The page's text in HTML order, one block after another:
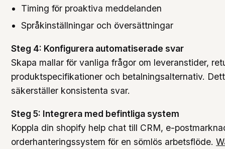
Timing för proaktiva meddelanden
Språkinställningar och översättningar
Steg 4: Konfigurera automatiserade svar
Skapa mallar för vanliga frågor om leveranstider,
produktspecifikationer och betalningsalternativ.
säkerställer konsistenta svar.
Steg 5: Integrera med befintliga system
Koppla din shopify help chat till CRM, e-
orderhanteringssystem för en sömlös arbetsflöde.